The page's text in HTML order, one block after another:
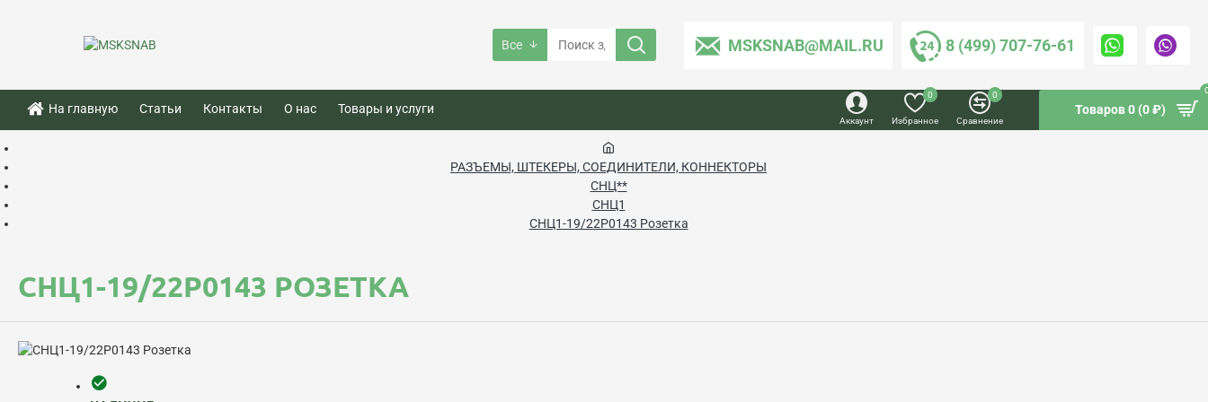
Все MSKSNAB@MAIL.RU 8 (499) 707-76-61
На главную Статьи Контакты О нас Товары и услуги
Аккаунт Избранное
0
Сравнение
0
Товаров 0 (0 ₽)
РАЗЪЕМЫ, ШТЕКЕРЫ, СОЕДИНИТЕЛИ, КОННЕКТОРЫ
СНЦ**
СНЦ1
СНЦ1-19/22Р0143 Розетка
СНЦ1-19/22Р0143 РОЗЕТКА